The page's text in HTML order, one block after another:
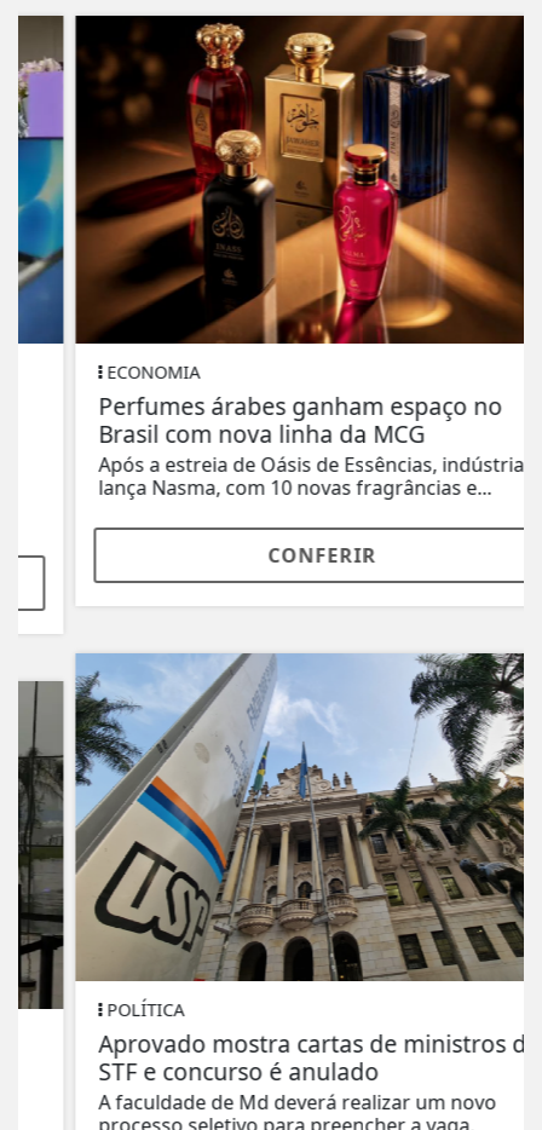
ECONOMIA
Perfumes árabes ganham espaço no
Brasil com nova linha da MCG
Após a estreia de Oásis de Essências, indústria
lança Nasma, com 10 novas fragrâncias e...
CONFERIR
POLÍTICA
Aprovado mostra cartas de ministros do
STF e concurso é anulado
A faculdade de Md deverá realizar um novo